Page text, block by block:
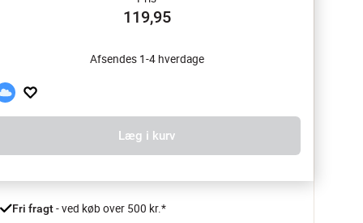
119,95
Afsendes 1-4 hverdage
Læg i kurv
Fri fragt - ved køb over 500 kr.*